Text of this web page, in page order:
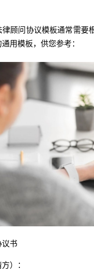
律顾问协议模板通常需要
用模板，供您参考：
议书
）：